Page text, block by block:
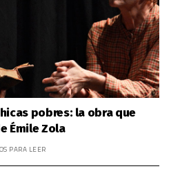
pobres: la obra que
Émile Zola
PARA LEER